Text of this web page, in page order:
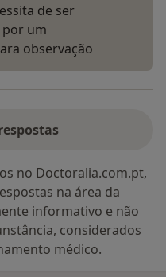
de ser
um
observação
no Doctoralia.com.pt,
na área da
informativo e não
considerados
médico.